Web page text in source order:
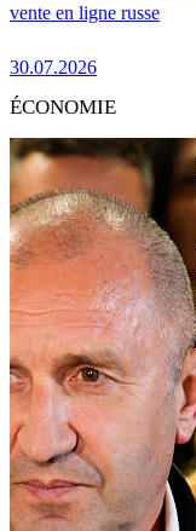
vente en ligne russe
30.07.2026
ÉCONOMIE